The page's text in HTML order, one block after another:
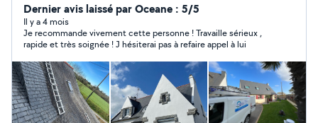
ravalement de façade, traitement hydrofuge Nettoyage
haute pression (terrasses, murs, allées) Nettoyage
toiture et gouttières Ravalement et remise en état des
façades Traitement des fissures et peinture extérieure
Travail soigné, matériel professionnel, devis gratuit et
rapide.
Dernier avis laissé par Oceane : 5/5
Il y a 4 mois
Je recommande vivement cette personne ! Travaille sérieux ,
rapide et très soignée ! J hésiterai pas à refaire appel à lui